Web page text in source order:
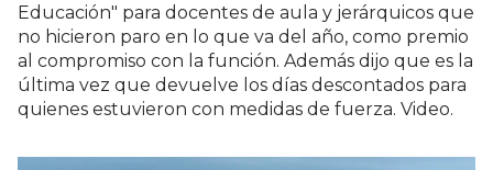
Educación" para docentes de aula y jerárquicos que
no hicieron paro en lo que va del año, como premio
al compromiso con la función. Además dijo que es la
última vez que devuelve los días descontados para
quienes estuvieron con medidas de fuerza. Video.